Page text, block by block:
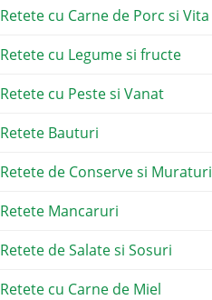
Retete cu Carne de Porc si Vita
Retete cu Legume si fructe
Retete cu Peste si Vanat
Retete Bauturi
Retete de Conserve si Muraturi
Retete Mancaruri
Retete de Salate si Sosuri
Retete cu Carne de Miel